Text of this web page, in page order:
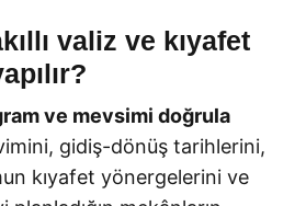
valiz ve kıyafet
ve mevsimi doğrula
gidiş-dönüş tarihlerini,
kıyafet yönergelerini ve